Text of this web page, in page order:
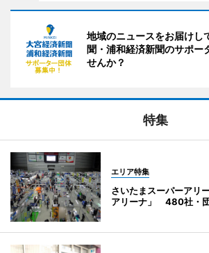
地域のニュースをお届けし
聞・浦和経済新聞のサポー
せんか？
特集
エリア特集
さいたまスーパーアリ
アリーナ」 480社・